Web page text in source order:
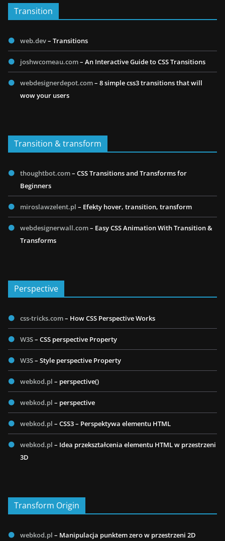
Transition
web.dev– Transitions
joshwcomeau.com– An Interactive Guide to CSS Transitions
webdesignerdepot.com– 8 simple css3 transitions that will
wow your users
Transition & transform
thoughtbot.com– CSS Transitions and Transforms for
Beginners
miroslawzelent.pl – Efekty hover, transition, transform
webdesignerwall.com– Easy CSS Animation With Transition &
Transforms
Perspective
css-tricks.com– How CSS Perspective Works
W3S– CSS perspective Property
W3S– Style perspective Property
webkod.pl – perspective()
webkod.pl – perspective
webkod.pl – CSS3 – Perspektywa elementu HTML
webkod.pl – Idea przekształcenia elementu HTML w przestrzeni
3D
Transform Origin
webkod.pl – Manipulacja punktem zero w przestrzeni 2D